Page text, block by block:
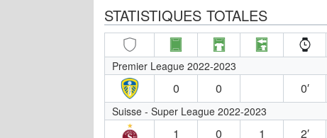
STATISTIQUES TOTALES
Premier League 2022-2023
0 0 0′
Suisse - Super League 2022-2023
1 0 1 2′